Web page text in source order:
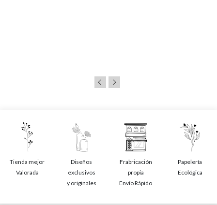
Tienda mejor
Valorada
Diseños
exclusivos
y originales
Frabricación
propia
Envío Rápido
Papelería
Ecológica